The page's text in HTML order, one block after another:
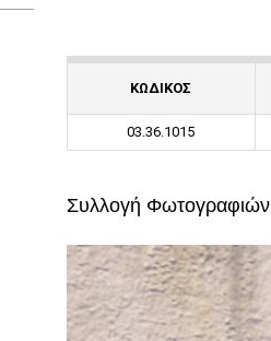
ΚΩΔΙΚΟΣ
03.36.1015
Συλλογή Φωτογραφιών